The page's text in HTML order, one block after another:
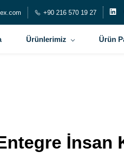
+90 216 570 19 27
Ürünlerimiz Ürün
İnsan